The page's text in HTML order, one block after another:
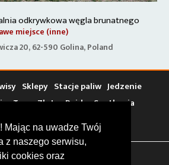
Mając na uwadze Twój
z naszego serwisu,
cookies oraz
węgla brunatnego
(inne)
590 Golina, Poland
Sklepy Stacje paliw Jedzenie
Tory Zloty Rajdy Spotkania